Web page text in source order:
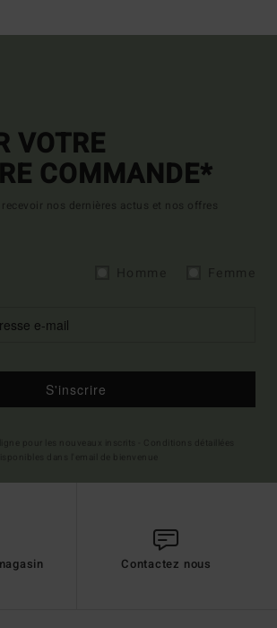
VOTRE
COMMANDE*
nos dernières actus et nos offres
S'inscrire
Contactez nous